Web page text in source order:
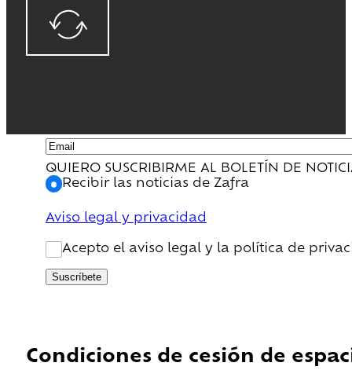
QUIERO SUSCRIBIRME AL BOLETÍN DE
Recibir las noticias de Zafra
Aviso legal y privacidad
Acepto el aviso legal y la política de
Suscríbete
Condiciones de cesión de